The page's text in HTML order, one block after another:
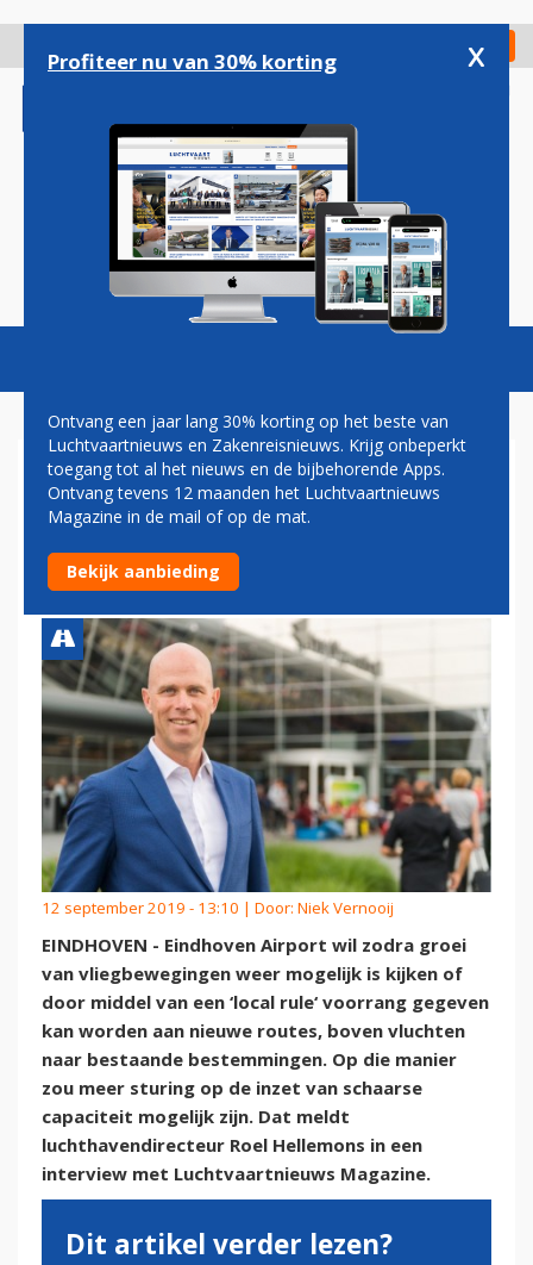
gaan
Check in
Magazine Podcasts Vacatures
EINDHOVEN AIRPORT: MET
LOCAL RULE VOORRANG
GEVEN AAN NIEUWE ROUTES
12 september 2019 - 13:10 | Door: Niek Vernooij
EINDHOVEN - Eindhoven Airport wil zodra groei
van vliegbewegingen weer mogelijk is kijken of
door middel van een ‘local rule‘ voorrang gegeven
kan worden aan nieuwe routes, boven vluchten
naar bestaande bestemmingen. Op die manier
zou meer sturing op de inzet van schaarse
capaciteit mogelijk zijn. Dat meldt
luchthavendirecteur Roel Hellemons in een
interview met Luchtvaartnieuws Magazine.
Dit artikel verder lezen?
Profiteer nu van 30% korting x
Ontvang een jaar lang 30% korting op het beste van
Luchtvaartnieuws en Zakenreisnieuws. Krijg onbeperkt
toegang tot al het nieuws en de bijbehorende Apps.
Ontvang tevens 12 maanden het Luchtvaartnieuws
Magazine in de mail of op de mat.
Bekijk aanbieding